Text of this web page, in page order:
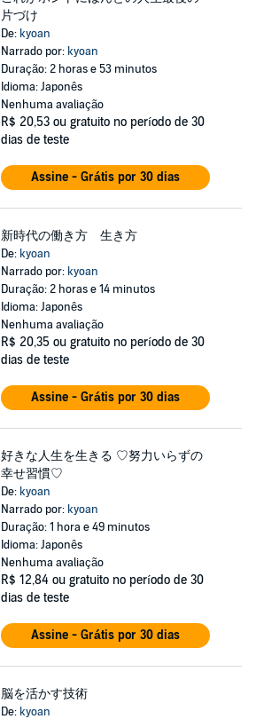
片づけ
De: kyoan
Narrado por: kyoan
Duração: 2 horas e 53 minutos
Idioma: Japonês
Nenhuma avaliação
R$ 20,53 ou gratuito no período de 30
dias de teste
Assine - Grátis por 30 dias
新時代の働き方 生き方
De: kyoan
Narrado por: kyoan
Duração: 2 horas e 14 minutos
Idioma: Japonês
Nenhuma avaliação
R$ 20,35 ou gratuito no período de 30
dias de teste
Assine - Grátis por 30 dias
好きな人生を生きる ♡努力いらずの
幸せ習慣♡
De: kyoan
Narrado por: kyoan
Duração: 1 hora e 49 minutos
Idioma: Japonês
Nenhuma avaliação
R$ 12,84 ou gratuito no período de 30
dias de teste
Assine - Grátis por 30 dias
脳を活かす技術
De: kyoan